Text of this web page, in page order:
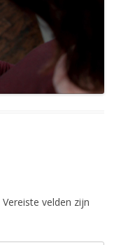
Vereiste velden zijn